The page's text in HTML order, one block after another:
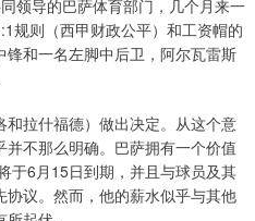
领导的巴萨体育部门，几个月来一
规则（西甲财政公平）和工资帽的
和一名左脚中后卫，阿尔瓦雷斯
拉什福德）做出决定。从这个意
不那么明确。巴萨拥有一个价值
于6月15日到期，并且与球员及其
议。然而，他的薪水似乎与其他